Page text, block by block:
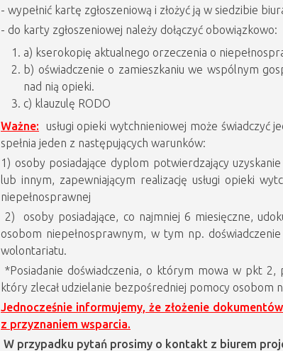
- wypełnić kartę zgłoszeniową i złożyć ją w siedzibie
- do karty zgłoszeniowej należy dołączyć obowiązkowo:
a) kserokopię aktualnego orzeczenia o
b) oświadczenie o zamieszkaniu we wspólnym
nad nią opieki.
c) klauzulę RODO
Ważne:
usługi opieki wytchnieniowej może świadczyć
spełnia jeden z następujących warunków:
1) osoby posiadające dyplom potwierdzający
lub innym, zapewniającym realizację usługi opieki
niepełnosprawnej
2) osoby posiadające, co najmniej 6 miesięczne,
osobom niepełnosprawnym, w tym np.
wolontariatu.
*Posiadanie doświadczenia, o którym mowa w pkt
który zlecał udzielanie bezpośredniej pomocy osobom
Jednocześnie informujemy, że złożenie
z przyznaniem wsparcia.
W przypadku pytań prosimy o kontakt z biurem